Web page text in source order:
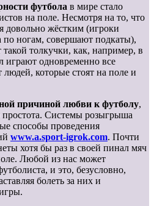
футбола в мире стало
на поле. Несмотря на то, что
довольно жёстким (игроки
по ногам, совершают подкаты),
толкучки, как, например, в
играют одновременно все
которые стоят на поле и
причиной любви к футболу,
простота. Системы розыгрыша
способы проведения
www.a.sport-igrok.com. Почти
хотя бы раз в своей пинал мяч
Любой из нас может
и это, безусловно,
болеть за них и